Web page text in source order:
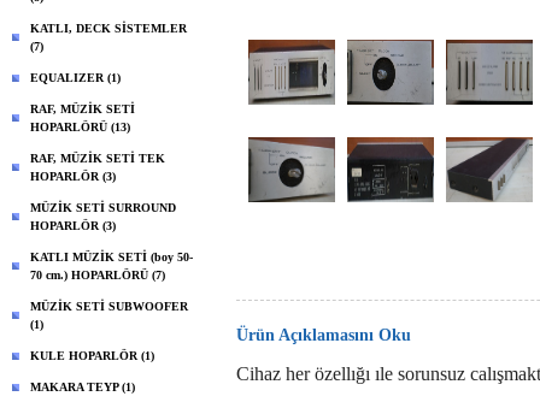
KATLI, DECK SİSTEMLER
(7)
EQUALIZER (1)
RAF, MÜZİK SETİ
HOPARLÖRÜ (13)
RAF, MÜZİK SETİ TEK
HOPARLÖR (3)
MÜZİK SETİ SURROUND
HOPARLÖR (3)
KATLI MÜZİK SETİ (boy 50-
70 cm.) HOPARLÖRÜ (7)
MÜZİK SETİ SUBWOOFER
(1)
KULE HOPARLÖR (1)
MAKARA TEYP (1)
Ürün Açıklamasını Oku
Cihaz her özellığı ıle sorunsuz